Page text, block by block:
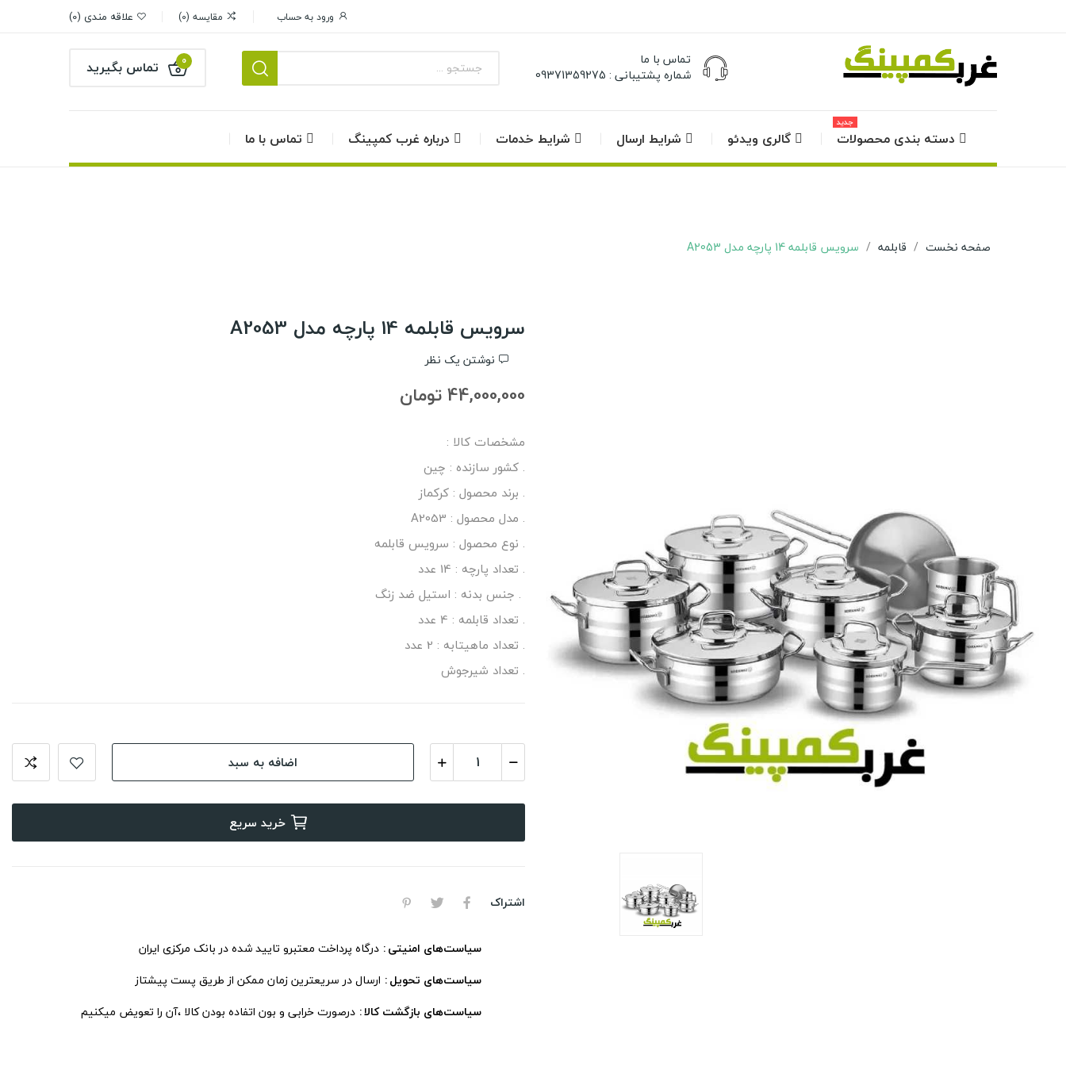
ورود به حساب مقایسه 0 علاقه مندی 0
تماس با ما
شماره پشتیبانی : 09371359275
تماس بگیرید 0
دسته بندی محصولات
جدید
گالری ویدئو شرایط ارسال شرایط خدمات درباره غرب کمپینگ تماس با ما
صفحه نخست قابلمه سرویس قابلمه 14 پارچه مدل A2053
سرویس قابلمه 14 پارچه مدل A2053
نوشتن یک نظر
44,000,000 تومان
مشخصات کالا :
. کشور سازنده : چین
. برند محصول : کرکماز
. مدل محصول : A2053
. نوع محصول : سرویس قابلمه
. تعداد پارچه : 14 عدد
. جنس بدنه : استیل ضد زنگ
. تعداد قابلمه : 4 عدد
. تعداد ماهیتابه : 2 عدد
. تعداد شیرجوش
اضافه به سبد
خرید سریع
اشتراک
سیاست‌های امنیتی درگاه پرداخت معتبرو تایید شده در بانک مرکزی ایران
سیاست‌های تحویل ارسال در سریعترین زمان ممکن از طریق پست پیشتاز
سیاست‌های بازگشت کالا درصورت خرابی و بون اتفاده بودن کالا ،آن را تعویض میکنیم